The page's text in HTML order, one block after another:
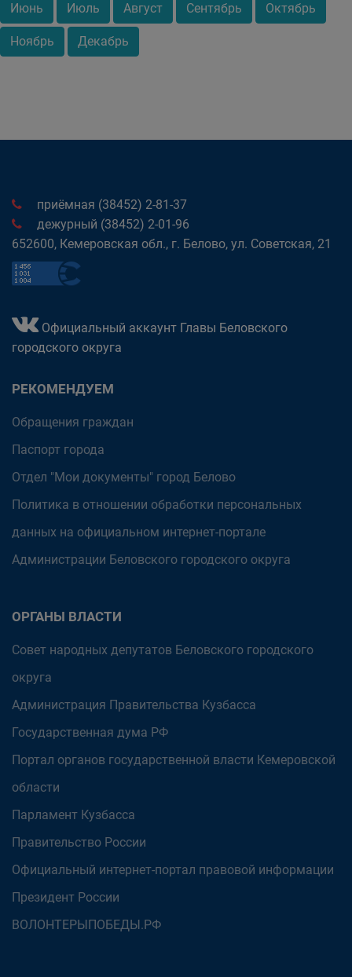
Июнь Июль Август Сентябрь Октябрь
Ноябрь Декабрь
приёмная (38452) 2-81-37
дежурный (38452) 2-01-96
652600, Кемеровская обл., г. Белово, ул. Советская, 21
Официальный аккаунт Главы Беловского
городского округа
РЕКОМЕНДУЕМ
Обращения граждан
Паспорт города
Отдел "Мои документы" город Белово
Политика в отношении обработки персональных
данных на официальном интернет-портале
Администрации Беловского городского округа
ОРГАНЫ ВЛАСТИ
Совет народных депутатов Беловского городского
округа
Администрация Правительства Кузбасса
Государственная дума РФ
Портал органов государственной власти Кемеровской
области
Парламент Кузбасса
Правительство России
Официальный интернет-портал правовой информации
Президент России
ВОЛОНТЕРЫПОБЕДЫ.РФ